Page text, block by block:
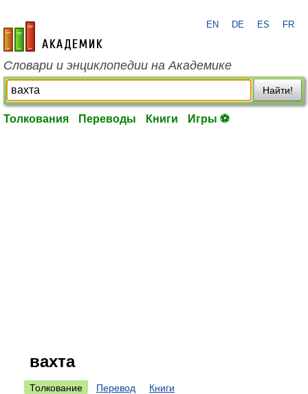
academic.ru
EN DE ES FR
Словари и энциклопедии на Академике
Найти!
Толкования Переводы Книги Игры ⚽
вахта
Толкование Перевод Книги